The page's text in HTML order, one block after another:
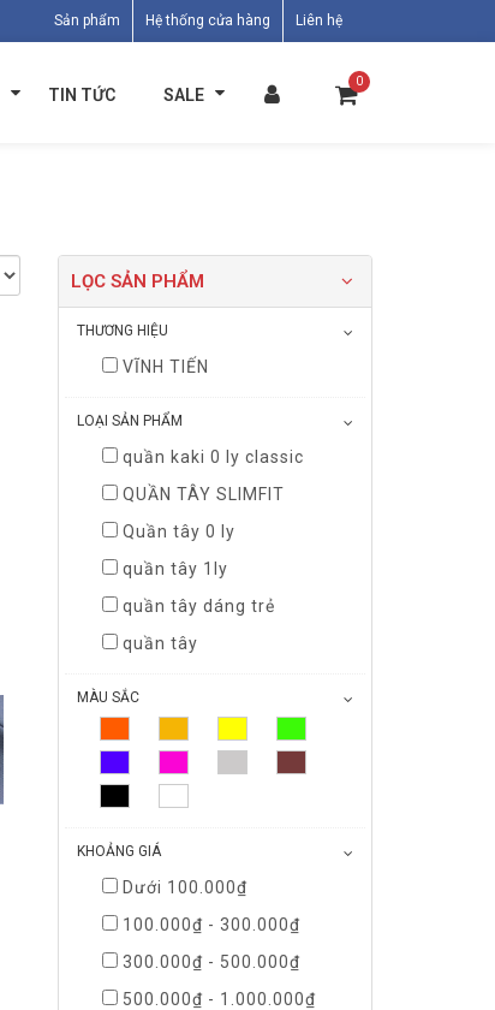
Sản phẩm Hệ thống cửa hàng Liên hệ
0
TIN TỨC SALE
LỌC SẢN PHẨM
THƯƠNG HIỆU
VĨNH TIẾN
LOẠI SẢN PHẨM
quần kaki 0 ly classic
QUẦN TÂY SLIMFIT
Quần tây 0 ly
quần tây 1ly
quần tây dáng trẻ
quần tây
MÀU SẮC
KHOẢNG GIÁ
Dưới 100.000₫
100.000₫ - 300.000₫
300.000₫ - 500.000₫
500.000₫ - 1.000.000₫